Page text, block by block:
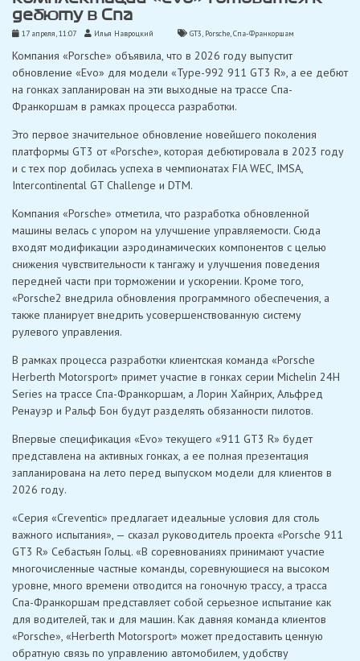
дебюту в Спа
17 апреля, 11:07 Илья Навроцкий GT3 Porsche Спа-Франкоршам
Компания «Porsche» объявила, что в 2026 году выпустит
обновление «Evo» для модели «Type-992 911 GT3 R», а ее дебют
на гонках запланирован на эти выходные на трассе Спа-
Франкоршам в рамках процесса разработки.
Это первое значительное обновление новейшего поколения
платформы GT3 от «Porsche», которая дебютировала в 2023 году
и с тех пор добилась успеха в чемпионатах FIA WEC, IMSA,
Intercontinental GT Challenge и DTM.
Компания «Porsche» отметила, что разработка обновленной
машины велась с упором на улучшение управляемости. Сюда
входят модификации аэродинамических компонентов с целью
снижения чувствительности к тангажу и улучшения поведения
передней части при торможении и ускорении. Кроме того,
«Porsche2 внедрила обновления программного обеспечения, а
также планирует внедрить усовершенствованную систему
рулевого управления.
В рамках процесса разработки клиентская команда «Porsche
Herberth Motorsport» примет участие в гонках серии Michelin 24H
Series на трассе Спа-Франкоршам, а Лорин Хайнрих, Альфред
Ренауэр и Ральф Бон будут разделять обязанности пилотов.
Впервые спецификация «Evo» текущего «911 GT3 R» будет
представлена ​​на активных гонках, а ее полная презентация
запланирована на лето перед выпуском модели для клиентов в
2026 году.
«Серия «Creventic» предлагает идеальные условия для столь
важного испытания», — сказал руководитель проекта «Porsche 911
GT3 R» Себастьян Гольц. «В соревнованиях принимают участие
многочисленные частные команды, соревнующиеся на высоком
уровне, много времени отводится на гоночную трассу, а трасса
Спа-Франкоршам представляет собой серьезное испытание как
для водителей, так и для машин. Как давняя команда клиентов
«Porsche», «Herberth Motorsport» может предоставить ценную
обратную связь по управлению автомобилем, удобству